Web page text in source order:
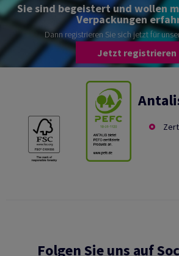
Sie sind begeistert und wollen
Verpackungen
Dann registrieren Sie sich jetzt für
Jetzt registrieren
Folgen Sie uns auf